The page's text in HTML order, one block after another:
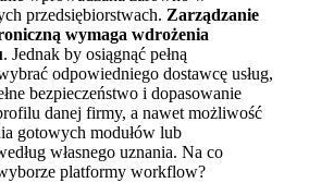
przedsiębiorstwach. Zarządzanie
wymaga wdrożenia
. Jednak by osiągnąć pełną
odpowiedniego dostawcę usług,
bezpieczeństwo i dopasowanie
danej firmy, a nawet możliwość
gotowych modułów lub
własnego uznania. Na co
platformy workflow?